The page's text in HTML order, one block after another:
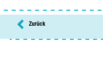
Zurück